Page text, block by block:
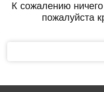
К сожалению
пожалуйста